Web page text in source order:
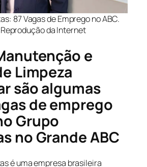
87 Vagas de Emprego no ABC.
da Internet
e
Limpeza
são algumas
de emprego
Grupo
no Grande ABC
é uma empresa brasileira